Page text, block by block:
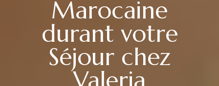
Marocaine
durant votre
Séjour chez
Valeria